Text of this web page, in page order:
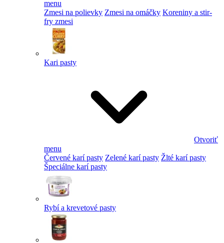
menu
Zmesi na polievky Zmesi na omáčky Koreniny a stir-
fry zmesi
Kari pasty
Otvoriť
menu
Červené karí pasty Zelené karí pasty Žlté karí pasty
Špeciálne karí pasty
Rybí a krevetové pasty